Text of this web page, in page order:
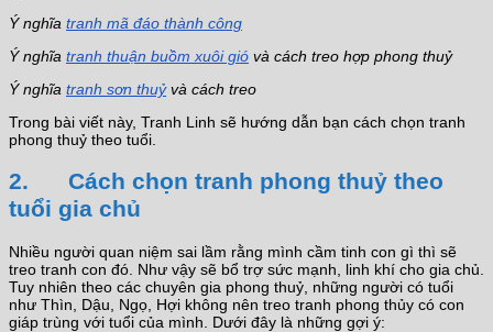
Ý nghĩa tranh mã đáo thành công
Ý nghĩa tranh thuận buồm xuôi gió và cách treo hợp phong thuỷ
Ý nghĩa tranh sơn thuỷvà cách treo
Trong bài viết này, Tranh Linh sẽ hướng dẫn bạn cách chọn tranh
phong thuỷ theo tuổi.
2. Cách chọn tranh phong thuỷ theo
tuổi gia chủ
Nhiều người quan niệm sai lầm rằng mình cầm tinh con gì thì sẽ
treo tranh con đó. Như vậy sẽ bổ trợ sức mạnh, linh khí cho gia chủ.
Tuy nhiên theo các chuyên gia phong thuỷ, những người có tuổi
như Thìn, Dậu, Ngọ, Hợi không nên treo tranh phong thủy có con
giáp trùng với tuổi của mình. Dưới đây là những gợi ý: